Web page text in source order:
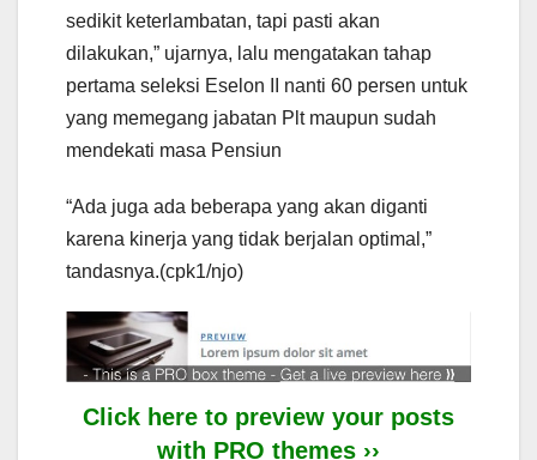
sedikit keterlambatan, tapi pasti akan
dilakukan,” ujarnya, lalu mengatakan tahap
pertama seleksi Eselon II nanti 60 persen untuk
yang memegang jabatan Plt maupun sudah
mendekati masa Pensiun
“Ada juga ada beberapa yang akan diganti
karena kinerja yang tidak berjalan optimal,”
tandasnya.(cpk1/njo)
Click here to preview your posts
with PRO themes ››